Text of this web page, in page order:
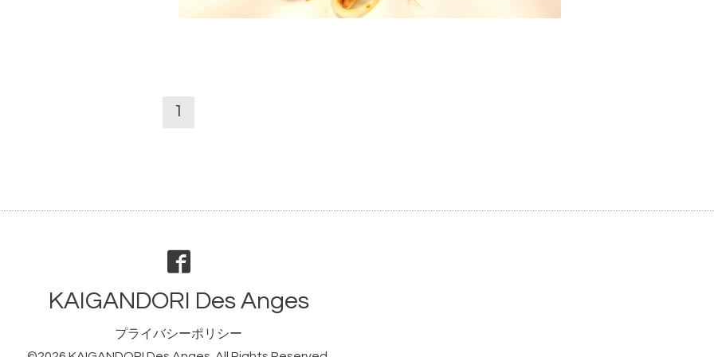
1
KAIGANDORI Des Anges
プライバシーポリシー